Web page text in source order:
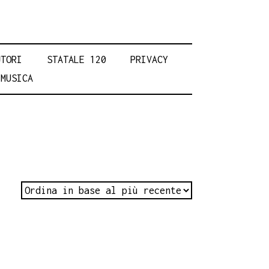
STATALE 120
PRIVACY
MUSICA